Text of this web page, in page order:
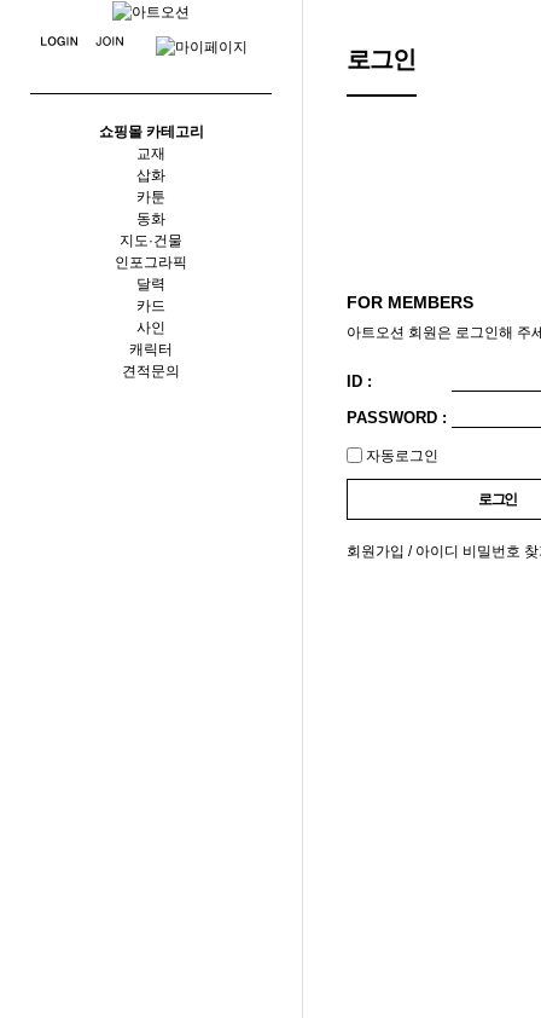
쇼핑몰 카테고리
교재
삽화
카툰
동화
지도·건물
인포그라픽
달력
카드
사인
캐릭터
견적문의
로그인
FOR MEMBERS
아트오션 회원은 로그인해 주
ID :
PASSWORD :
자동로그인
회원가입 / 아이디 비밀번호